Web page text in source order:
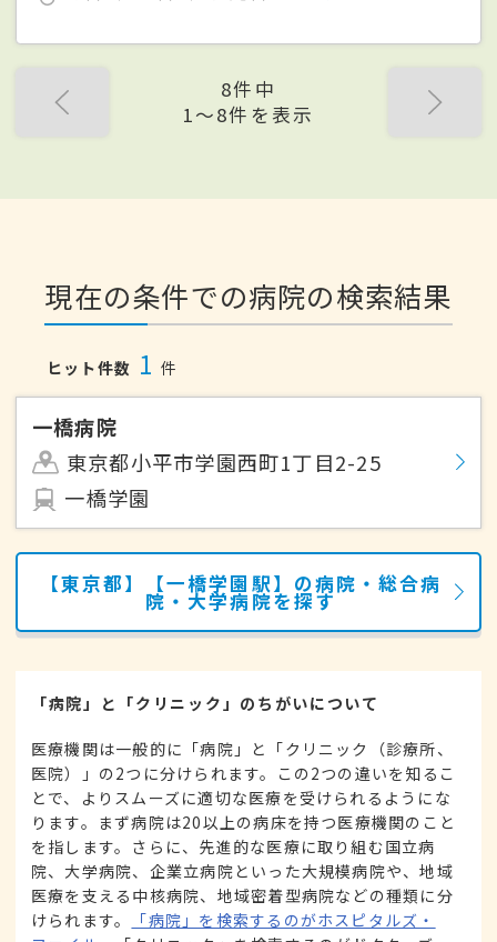
8件中
1〜8件を表示
現在の条件での病院の検索結果
ヒット件数 1 件
一橋病院
東京都小平市学園西町1丁目2-25
一橋学園
【東京都】【一橋学園駅】の病院・総合病
院・大学病院を探す
「病院」と「クリニック」のちがいについて
医療機関は一般的に「病院」と「クリニック（診療所、
医院）」の2つに分けられます。この2つの違いを知るこ
とで、よりスムーズに適切な医療を受けられるようにな
ります。まず病院は20以上の病床を持つ医療機関のこと
を指します。さらに、先進的な医療に取り組む国立病
院、大学病院、企業立病院といった大規模病院や、地域
医療を支える中核病院、地域密着型病院などの種類に分
けられます。
「病院」を検索するのがホスピタルズ・